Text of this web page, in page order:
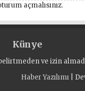
açmalısınız.
Künye
ve izin
Haber Yazılımı |